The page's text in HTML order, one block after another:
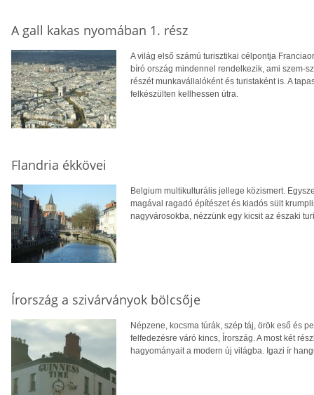
A gall kakas nyomában 1. rész
A világ első számú turisztikai célpontja
bíró ország mindennel rendelkezik, ami szem-
részét munkavállalóként és turistaként is. A
felkészülten kellhessen útra.
Flandria ékkövei
Belgium multikulturális jellege közismert.
magával ragadó építészet és kiadós sült
nagyvárosokba, nézzünk egy kicsit az északi
Írország a szivárványok bölcsője
Népzene, kocsma túrák, szép táj, örök eső és
felfedezésre váró kincs, Írország. A most két
hagyományait a modern új világba. Igazi ír